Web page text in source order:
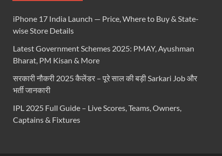
iPhone 17 India Launch — Price, Where to Buy & State-
wise Store Details
Latest Government Schemes 2025: PMAY, Ayushman
Bharat, PM Kisan & More
सरकारी नौकरी 2025 कैलेंडर – पूरे साल की बड़ी Sarkari Job और
भर्ती जानकारी
IPL 2025 Full Guide – Live Scores, Teams, Owners,
Captains & Fixtures